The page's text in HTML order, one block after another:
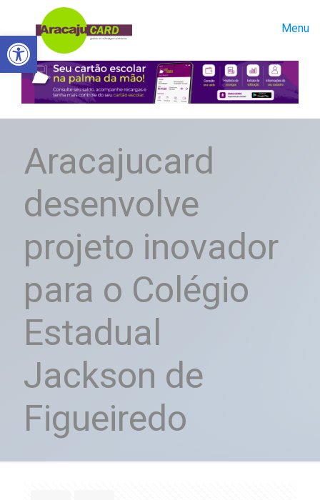
Abrir a barra de ferramentas
Menu
Aracajucard
desenvolve
projeto inovador
para o Colégio
Estadual
Jackson de
Figueiredo